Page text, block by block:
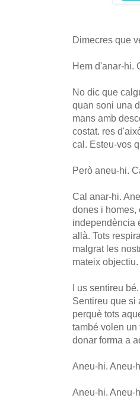
Dimecres que
Hem d'anar-hi.
No dic que
quan soni una
mans amb
costat. res
cal. Esteu-vos
Però aneu-hi.
Cal anar-hi.
dones i homes,
independència
allà. Tots
malgrat les
mateix objectiu.
I us sentireu
Sentireu que si
perquè tots
també volen un
donar forma a
Aneu-hi. Aneu-
Aneu-hi. Aneu-